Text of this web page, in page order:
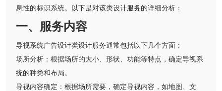
息性的标识系统。以下是对该类设计服务的详细分析：
一、服务内容
导视系统广告设计类设计服务通常包括以下几个方面：
场所分析：根据场所的大小、形状、功能等特点，确定导视系
统的种类和布局。
导视内容确定：根据场所需要，确定导视内容，如地图、文